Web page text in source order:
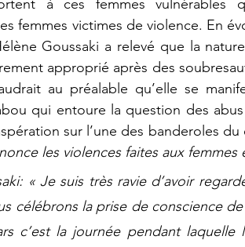
à ces femmes
femmes victimes de violence. En
Goussaki a relevé que la
approprié après des
au préalable qu’elle se
qui entoure la question des
sur l’une des banderoles
les violences faites aux femmes
« Je suis très ravie d’avoir
célébrons la prise de conscience
c’est la journée pendant